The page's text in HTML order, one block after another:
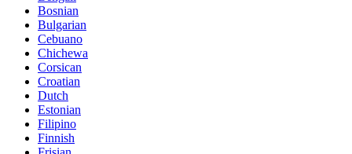
Bosnian
Bulgarian
Cebuano
Chichewa
Corsican
Croatian
Dutch
Estonian
Filipino
Finnish